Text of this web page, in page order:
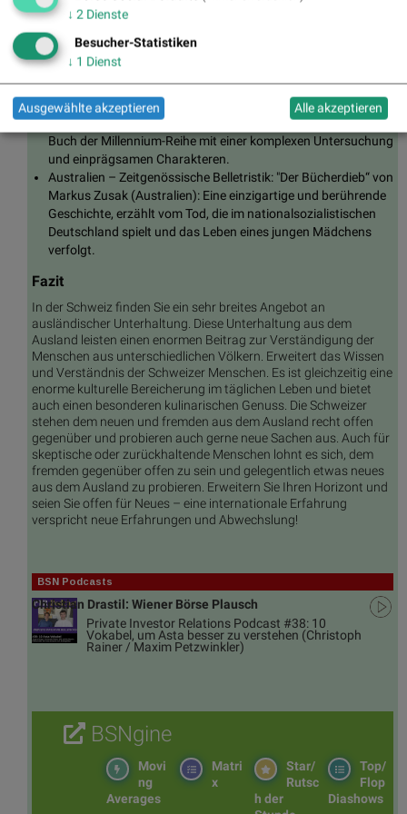
über Freundschaft und Erlösung, die in Afghanistan spielt.
Südkorea – Mystery/Thriller: "The Vegetarian“ von Han Kang
(Südkorea): Ein beunruhigender und zum Nachdenken
anregender Roman, der sich mit Themen wie Identität und
Rebellion gegen gesellschaftliche Normen beschäftigt.
Nordische Länder – Krimis: "Das Mädchen mit dem
Drachentattoo“ von Stieg Larsson (Schweden): Das erste
Buch der Millennium-Reihe mit einer komplexen Untersuchung
und einprägsamen Charakteren.
Australien – Zeitgenössische Belletristik: "Der Bücherdieb“ von
Markus Zusak (Australien): Eine einzigartige und berührende
Geschichte, erzählt vom Tod, die im nationalsozialistischen
Deutschland spielt und das Leben eines jungen Mädchens
verfolgt.
Fazit
In der Schweiz finden Sie ein sehr breites Angebot an
ausländischer Unterhaltung. Diese Unterhaltung aus dem
Ausland leisten einen enormen Beitrag zur Verständigung der
Menschen aus unterschiedlichen Völkern. Erweitert das Wissen
und Verständnis der Schweizer Menschen. Es ist gleichzeitig eine
enorme kulturelle Bereicherung im täglichen Leben und bietet
auch einen besonderen kulinarischen Genuss. Die Schweizer
stehen dem neuen und fremden aus dem Ausland recht offen
gegenüber und probieren auch gerne neue Sachen aus. Auch für
skeptische oder zurückhaltende Menschen lohnt es sich, dem
fremden gegenüber offen zu sein und gelegentlich etwas neues
aus dem Ausland zu probieren. Erweitern Sie Ihren Horizont und
seien Sie offen für Neues – eine internationale Erfahrung
verspricht neue Erfahrungen und Abwechslung!
BSN Podcasts
Christian Drastil: Wiener Börse Plausch
Private Investor Relations Podcast #38: 10
Vokabel, um Asta besser zu verstehen (Christoph
Rainer / Maxim Petzwinkler)
BSNgine
Top/
Flop
Diashows
Star/
Rutsc
h der
Matri
x
Movi
ng
Averages
↓ 2 Dienste
Besucher-Statistiken
↓ 1 Dienst
Ausgewählte akzeptieren Alle akzeptieren